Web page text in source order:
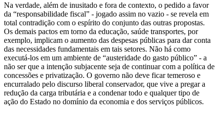
Na verdade, além de inusitado e fora de contexto, o pedido a favor
da “responsabilidade fiscal” - jogado assim no vazio - se revela em
total contradição com o espírito do conjunto das outras propostas.
Os demais pactos em torno da educação, saúde transportes, por
exemplo, implicam o aumento das despesas públicas para dar conta
das necessidades fundamentais em tais setores. Não há como
executá-los em um ambiente de “austeridade do gasto público” - a
não ser que a intenção subjacente seja de continuar com a política de
concessões e privatização. O governo não deve ficar temeroso e
encurralado pelo discurso liberal conservador, que vive a pregar a
redução da carga tributária e a condenar todo e qualquer tipo de
ação do Estado no domínio da economia e dos serviços públicos.